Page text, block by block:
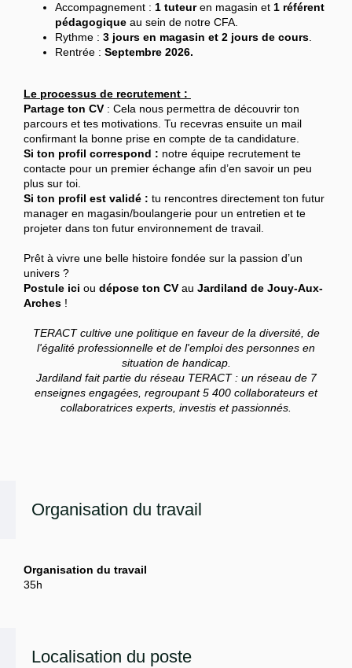
Accompagnement : 1 tuteuren magasin et 1 référent
pédagogique au sein de notre CFA.
Rythme : 3 jours en magasin et 2 jours de cours
Rentrée : Septembre 2026.
Le processus de recrutement :
Partage ton CV : Cela nous permettra de découvrir ton
parcours et tes motivations. Tu recevras ensuite un mail
confirmant la bonne prise en compte de ta candidature.
Si ton profil correspond : notre équipe recrutement te
contacte pour un premier échange afin d’en savoir un peu
plus sur toi.
Si ton profil est validé : tu rencontres directement ton futur
manager en magasin/boulangerie pour un entretien et te
projeter dans ton futur environnement de travail.
Prêt à vivre une belle histoire fondée sur la passion d’un
univers ?
Postule ici ou dépose ton CV au Jardiland de Jouy-Aux-
Arches !
TERACT cultive une politique en faveur de la diversité, de
l'égalité professionnelle et de l'emploi des personnes en
situation de handicap.
Jardiland fait partie du réseau TERACT : un réseau de 7
enseignes engagées, regroupant 5 400 collaborateurs et
collaboratrices experts, investis et passionnés.
Organisation du travail
Organisation du travail
35h
Localisation du poste